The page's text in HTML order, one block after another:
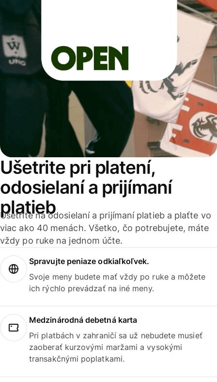
Ušetrite pri platení,
odosielaní a prijímaní
platieb
Ušetrite na odosielaní a prijímaní platieb a plaťte vo
viac ako 40 menách. Všetko, čo potrebujete, máte
vždy po ruke na jednom účte.
Spravujte peniaze odkiaľkoľvek.
Svoje meny budete mať vždy po ruke a môžete
ich rýchlo prevádzať na iné meny.
Medzinárodná debetná karta
Pri platbách v zahraničí sa už nebudete musieť
zaoberať kurzovými maržami a vysokými
transakčnými poplatkami.